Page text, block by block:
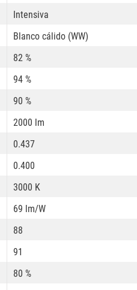
Intensiva
Blanco cálido (WW)
82 %
94 %
90 %
2000 lm
0.437
0.400
3000 K
69 lm/W
88
91
80 %